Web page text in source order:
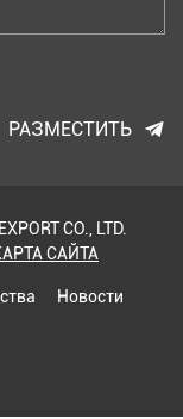
РАЗМЕСТИТЬ
CO., LTD.
САЙТА
Новости